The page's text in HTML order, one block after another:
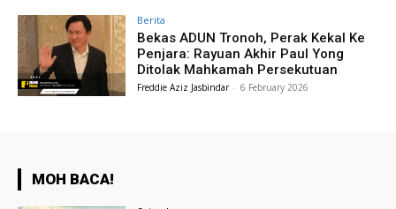
Berita
Bekas ADUN Tronoh, Perak Kekal Ke
Penjara: Rayuan Akhir Paul Yong
Ditolak Mahkamah Persekutuan
Freddie Aziz Jasbindar - 6 February 2026
MOH BACA!